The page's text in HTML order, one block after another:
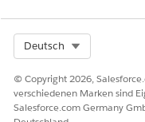
Entra-ID-
Informationen zu
unterMicrosoft Entra ID-
KONNTEN SIE IHR
Deutsch
© Copyright 2026,
verschiedenen Marken sind
Salesforce.com Germany